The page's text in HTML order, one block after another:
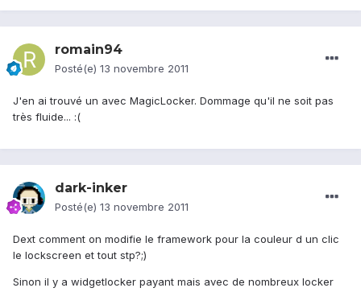
romain94
Posté(e) 13 novembre 2011
J'en ai trouvé un avec MagicLocker. Dommage qu'il ne soit pas
très fluide... :(
dark-inker
Posté(e) 13 novembre 2011
Dext comment on modifie le framework pour la couleur d un clic
le lockscreen et tout stp?;)
Sinon il y a widgetlocker payant mais avec de nombreux locker